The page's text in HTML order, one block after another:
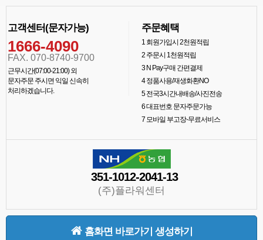
고객센터(문자가능)
1666-4090
FAX. 070-8740-9700
근무시간(07:00-21:00) 외
문자주문 주시면 익일 신속히
처리하겠습니다.
주문혜택
1회원가입시 2천원적립
2주문시 1천원적립
3N Pay구매 간편결제
4정품사용/재생화환NO
5전국3시간내배송/사진전송
6대표번호 문자주문가능
7모바일 부고장-무료서비스
351-1012-2041-13
(주)플라워센터
홈화면 바로가기 생성하기